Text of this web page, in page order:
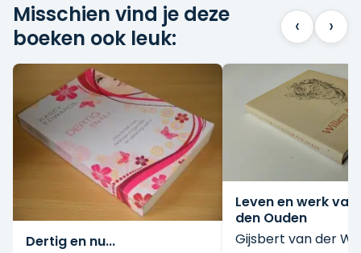
Misschien vind je deze
boeken ook leuk:
‹ ›
Dertig en nu...
Leven en werk van
den Ouden
Gijsbert van der